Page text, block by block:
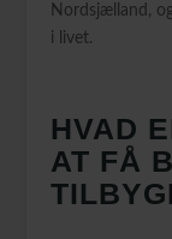
Nordsjælland,
i livet.
HVAD
AT FÅ